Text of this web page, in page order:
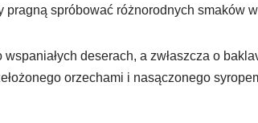
pragną spróbować różnorodnych smaków
deserach, a zwłaszcza o
orzechami i nasączonego